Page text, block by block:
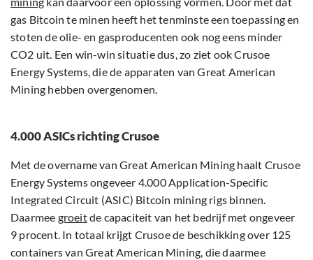
gas Bitcoin te minen heeft het tenminste een toepassing en
stoten de olie- en gasproducenten ook nog eens minder
CO2 uit. Een win-win situatie dus, zo ziet ook Crusoe
Energy Systems, die de apparaten van Great American
Mining hebben overgenomen.
4.000 ASICs richting Crusoe
Met de overname van Great American Mining haalt Crusoe
Energy Systems ongeveer 4.000 Application-Specific
Integrated Circuit (ASIC) Bitcoin mining rigs binnen.
Daarmee groeitde capaciteit van het bedrijf met ongeveer
9 procent. In totaal krijgt Crusoe de beschikking over 125
containers van Great American Mining, die daarmee